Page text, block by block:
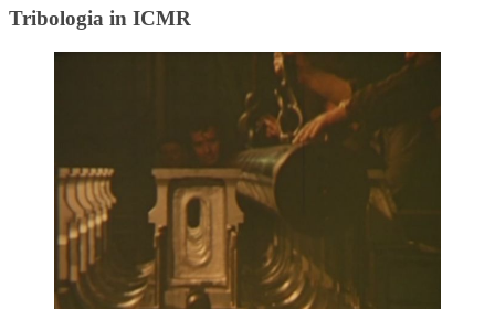
Tribologia in ICMR